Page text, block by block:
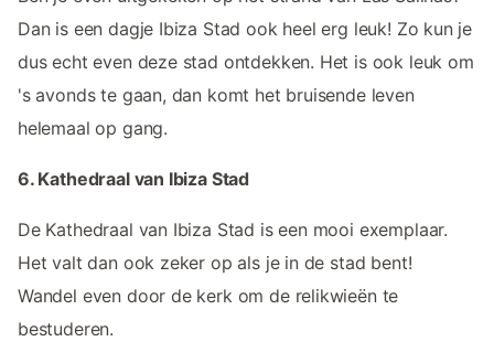
Dan is een dagje Ibiza Stad ook heel erg leuk! Zo kun je
dus echt even deze stad ontdekken. Het is ook leuk om
's avonds te gaan, dan komt het bruisende leven
helemaal op gang.
6. Kathedraal van Ibiza Stad
De Kathedraal van Ibiza Stad is een mooi exemplaar.
Het valt dan ook zeker op als je in de stad bent!
Wandel even door de kerk om de relikwieën te
bestuderen.